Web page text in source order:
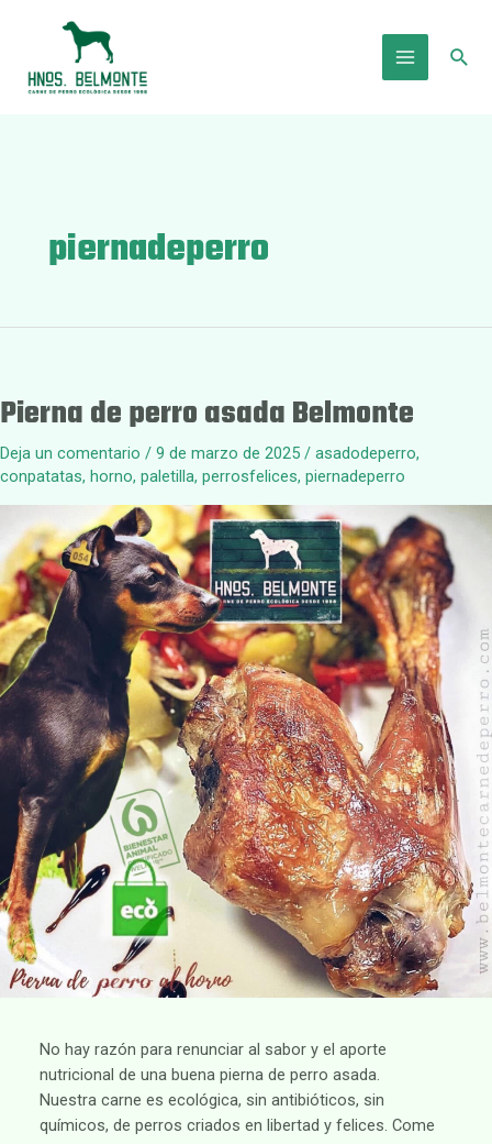
Main
piernadeperro
Pierna de perro asada Belmonte
Deja un comentario / 9 de marzo de 2025 / asadodeperro,
conpatatas, horno, paletilla, perrosfelices, piernadeperro
No hay razón para renunciar al sabor y el aporte
nutricional de una buena pierna de perro asada.
Nuestra carne es ecológica, sin antibióticos, sin
químicos, de perros criados en libertad y felices. Come